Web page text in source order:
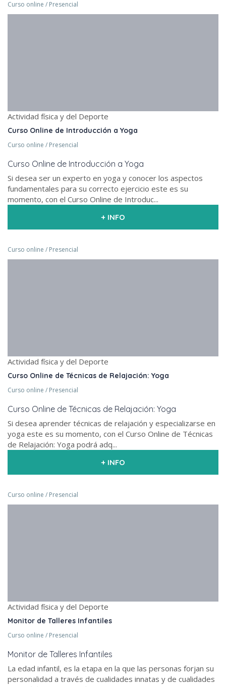
Curso online / Presencial
Actividad física y del Deporte
Curso Online de Introducción a Yoga
Curso online / Presencial
Curso Online de Introducción a Yoga
Si desea ser un experto en yoga y conocer los aspectos
fundamentales para su correcto ejercicio este es su
momento, con el Curso Online de Introduc...
+ INFO
Curso online / Presencial
Actividad física y del Deporte
Curso Online de Técnicas de Relajación: Yoga
Curso online / Presencial
Curso Online de Técnicas de Relajación: Yoga
Si desea aprender técnicas de relajación y especializarse en
yoga este es su momento, con el Curso Online de Técnicas
de Relajación: Yoga podrá adq...
+ INFO
Curso online / Presencial
Actividad física y del Deporte
Monitor de Talleres Infantiles
Curso online / Presencial
Monitor de Talleres Infantiles
La edad infantil, es la etapa en la que las personas forjan su
personalidad a través de cualidades innatas y de cualidades